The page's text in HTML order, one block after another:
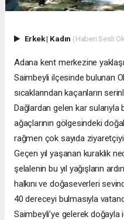
Erkek| Kadın (Haberi Sesli
Adana kent merkezine
Saimbeyli ilçesinde bulunan
sıcaklarından kaçanların
Dağlardan gelen kar sularıyla
ağaçlarının gölgesindeki
rağmen çok sayıda ziyaretçiyi
Geçen yıl yaşanan kuraklık
şelalenin bu yıl yağışların
halkını ve doğaseverleri
40 dereceyi bulmasıyla
Saimbeyli’ye gelerek doğayla